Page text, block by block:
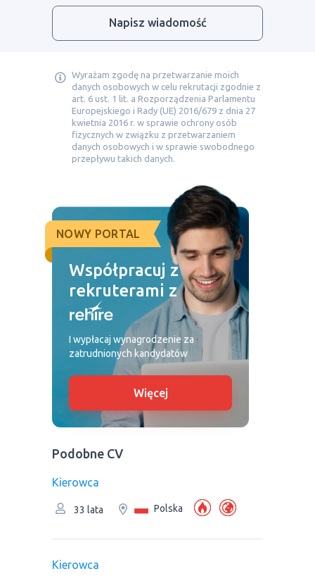
Napisz wiadomość
Wyrażam zgodę na przetwarzanie moich
danych osobowych w celu rekrutacji zgodnie z
art. 6 ust. 1 lit. a Rozporządzenia Parlamentu
Europejskiego i Rady (UE) 2016/679 z dnia 27
kwietnia 2016 r. w sprawie ochrony osób
fizycznych w związku z przetwarzaniem
danych osobowych i w sprawie swobodnego
przepływu takich danych.
NOWY PORTAL
Współpracuj z
rekruterami z
I wypłacaj wynagrodzenie za
zatrudnionych kandydatów
Więcej
Podobne CV
Kierowca
33 lata Polska
Kierowca